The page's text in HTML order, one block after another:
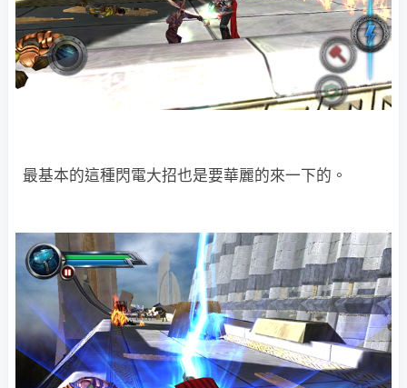
最基本的這種閃電大招也是要華麗的來一下的。